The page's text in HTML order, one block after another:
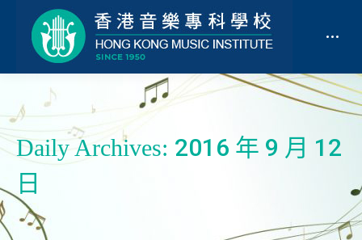
Daily Archives: 2016 年 9 月 12
日